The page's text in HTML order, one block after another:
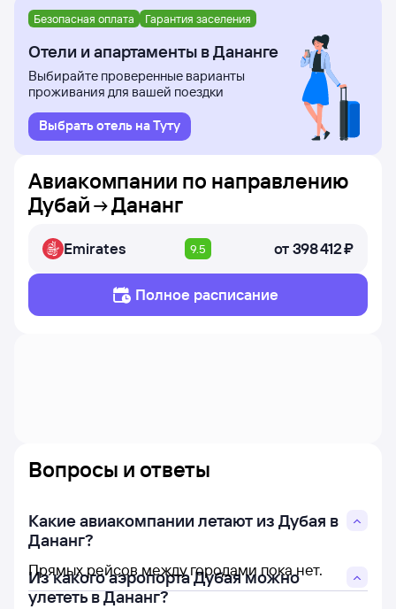
Безопасная оплата Гарантия заселения
Отели и апартаменты в Дананге
Выбирайте проверенные варианты
проживания для вашей поездки
Выбрать отель на Туту
Авиакомпании по направлению
Дубай
Дананг
Emirates 9.5 от398 ⁠412 ⁠₽
Полное расписание
Вопросы и ответы
Какие авиакомпании летают из Дубая в
Дананг?
Прямых рейсов между городами пока нет.
Из какого аэропорта Дубая можно
улететь в Дананг?